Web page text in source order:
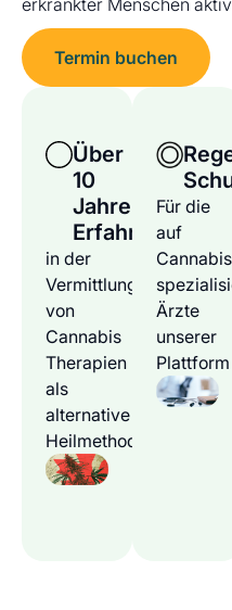
Termin buchen
Über
10
Jahre
Erfahrung
in der
Vermittlung
von
Cannabis
Therapien
als
alternative
Heilmethode
Für die
auf
Cannabis
Ärzte
unserer
Plattform